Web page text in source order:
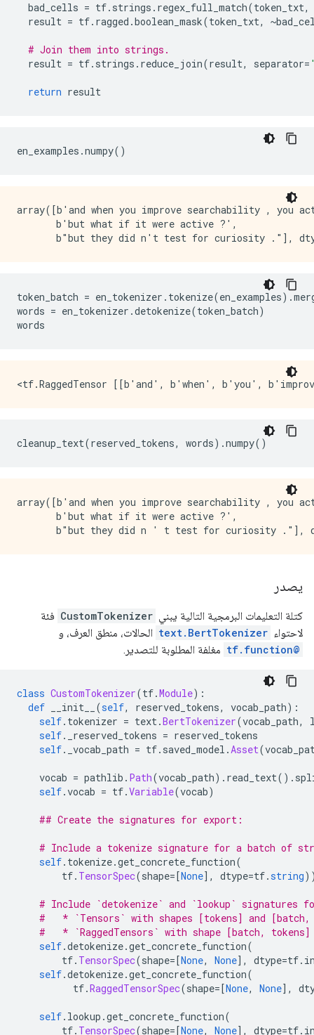
bad_cells = tf. strings . regex_full_match(token_txt,
result = tf. ragged .boolean_mask(token_txt, ~
# Join them into strings.
result = tf. strings . reduce_join(result, separator=
return result
en_examples .numpy()
array([b'and when you improve searchability , you
       b'but what if it were active ?',
token_batch = en_tokenizer . tokenize(en_examples).
words = en_tokenizer .detokenize(token_batch)
words
cleanup_text(reserved_tokens, words).numpy()
array([b'and when you improve searchability , you
       b'but what if it were active ?',
يصدر
كتلة التعليمات البرمجية التالية يبني CustomTokenizer فئة
لاحتواء text.BertTokenizer الحالات، منطق العرف، و
@tf.function
مغلفة المطلوبة للتصدير.
class CustomTokenizer(tf.Module):
def __init__ (self, reserved_tokens, vocab_path):
self. tokenizer = text.BertTokenizer(vocab_path,
self. _reserved_tokens = reserved_tokens
self. _vocab_path = tf. saved_model .Asset(
vocab = pathlib . Path(vocab_path). read_text().
self.vocab = tf.Variable(vocab)
## Create the signatures for export:
# Include a tokenize signature for a batch of
self. tokenize.get_concrete_function(
tf. TensorSpec(shape=[None], dtype=tf.string
# Include `detokenize` and `lookup` signatures
#   * `Tensors` with shapes [tokens] and [batch,
#   * `RaggedTensors` with shape [batch, tokens]
self.detokenize.get_concrete_function(
tf. TensorSpec(shape=[None, None], dtype=tf.
self.detokenize.get_concrete_function(
tf.RaggedTensorSpec(shape=[None, None],
self. lookup .get_concrete_function(
tf. TensorSpec(shape=[None, None], dtype=tf.